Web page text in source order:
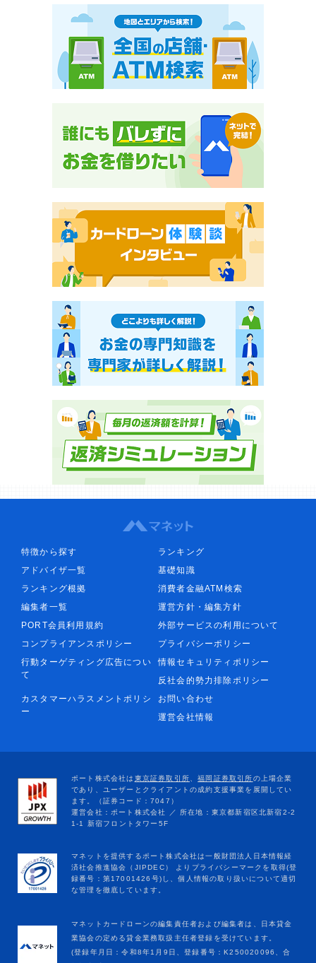
特徴から探す
ランキング
アドバイザ一覧
基礎知識
ランキング根拠
消費者金融ATM検索
編集者一覧
運営方針・編集方針
PORT会員利用規約
外部サービスの利用について
コンプライアンスポリシー
プライバシーポリシー
行動ターゲティング広告につい
て
情報セキュリティポリシー
反社会的勢力排除ポリシー
カスタマーハラスメントポリシ
ー
お問い合わせ
運営会社情報
マネットカードローンの編集責任者および編集者は、日本貸金
業協会の定める貸金業務取扱主任者登録を受けています。
(登録年月日：令和8年1月9日、登録番号：K250020096、合